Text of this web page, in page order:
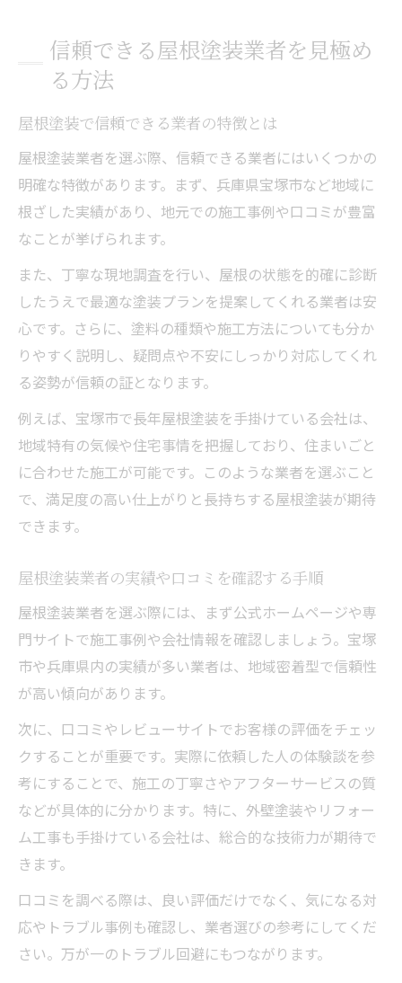
信頼できる屋根塗装業者を見極め
る方法
屋根塗装で信頼できる業者の特徴とは
屋根塗装業者を選ぶ際、信頼できる業者にはいくつかの
明確な特徴があります。まず、兵庫県宝塚市など地域に
根ざした実績があり、地元での施工事例や口コミが豊富
なことが挙げられます。
また、丁寧な現地調査を行い、屋根の状態を的確に診断
したうえで最適な塗装プランを提案してくれる業者は安
心です。さらに、塗料の種類や施工方法についても分か
りやすく説明し、疑問点や不安にしっかり対応してくれ
る姿勢が信頼の証となります。
例えば、宝塚市で長年屋根塗装を手掛けている会社は、
地域特有の気候や住宅事情を把握しており、住まいごと
に合わせた施工が可能です。このような業者を選ぶこと
で、満足度の高い仕上がりと長持ちする屋根塗装が期待
できます。
屋根塗装業者の実績や口コミを確認する手順
屋根塗装業者を選ぶ際には、まず公式ホームページや専
門サイトで施工事例や会社情報を確認しましょう。宝塚
市や兵庫県内の実績が多い業者は、地域密着型で信頼性
が高い傾向があります。
次に、口コミやレビューサイトでお客様の評価をチェッ
クすることが重要です。実際に依頼した人の体験談を参
考にすることで、施工の丁寧さやアフターサービスの質
などが具体的に分かります。特に、外壁塗装やリフォー
ム工事も手掛けている会社は、総合的な技術力が期待で
きます。
口コミを調べる際は、良い評価だけでなく、気になる対
応やトラブル事例も確認し、業者選びの参考にしてくだ
さい。万が一のトラブル回避にもつながります。